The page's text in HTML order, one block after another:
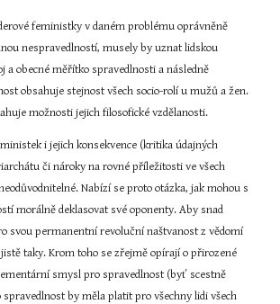
feministky v daném problému oprávněně
nespravedlností, musely by uznat lidskou
a obecné měřítko spravedlnosti a následně
obsahuje stejnost všech socio-rolí u mužů a žen.
možnosti jejich filosofické vzdělanosti.
i jejich konsekvence (kritika údajných
či nároky na rovné příležitosti ve všech
Nabízí se proto otázka, jak mohou s
morálně deklasovat své oponenty. Aby snad
svou permanentní revoluční naštvanost z vědomí
taky. Krom toho se zřejmě opírají o přirozené
smysl pro spravedlnost (byť scestně
by měla platit pro všechny lidi všech